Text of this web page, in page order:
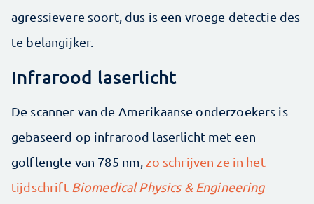
agressievere soort, dus is een vroege detectie des
te belangijker.
Infrarood laserlicht
De scanner van de Amerikaanse onderzoekers is
gebaseerd op infrarood laserlicht met een
golflengte van 785 nm, zo schrijven ze in het
tijdschrift Biomedical Physics & Engineering